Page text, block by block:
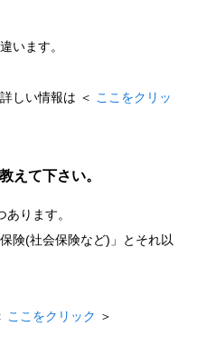
います。
しい情報は ＜ ここをクリッ
えて下さい。
ります。
険(社会保険など)」とそれ以
ここをクリック ＞